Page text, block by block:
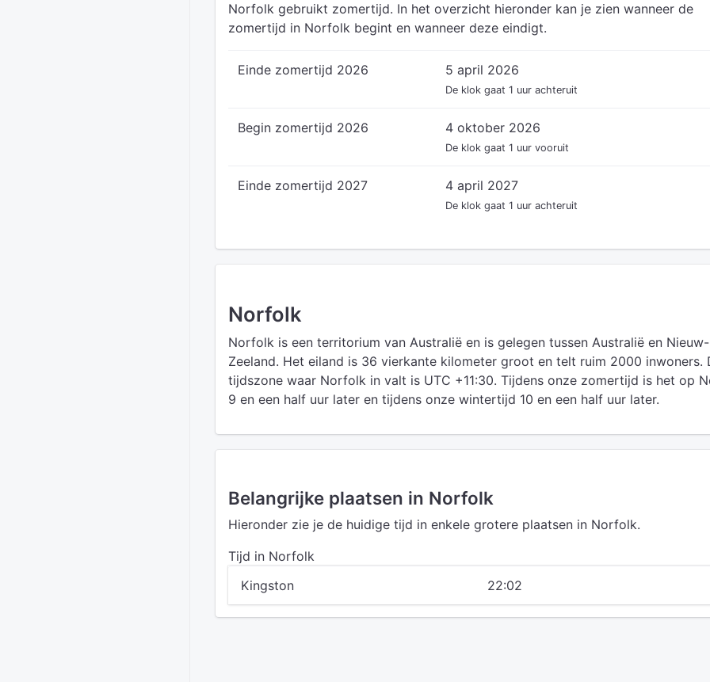
Norfolk gebruikt zomertijd. In het overzicht hieronder kan je zien wanneer de
zomertijd in Norfolk begint en wanneer deze eindigt.
Einde zomertijd 2026 5 april 2026
De klok gaat 1 uur achteruit
Begin zomertijd 2026 4 oktober 2026
De klok gaat 1 uur vooruit
Einde zomertijd 2027 4 april 2027
De klok gaat 1 uur achteruit
Norfolk
Norfolk is een territorium van Australië en is gelegen tussen Australië en Nieuw-
Zeeland. Het eiland is 36 vierkante kilometer groot en telt ruim 2000 inwoners.
tijdszone waar Norfolk in valt is UTC +11:30. Tijdens onze zomertijd is het op
9 en een half uur later en tijdens onze wintertijd 10 en een half uur later.
Belangrijke plaatsen in Norfolk
Hieronder zie je de huidige tijd in enkele grotere plaatsen in Norfolk.
Tijd in Norfolk
Kingston
22:02